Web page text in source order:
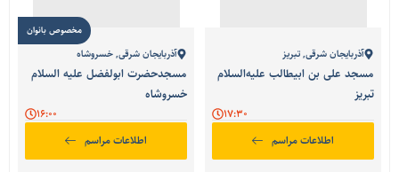
آذربایجان شرقی,تبریز
مسجد علی بن ابیطالب علیه‌السلام
17:30
اطلاعات مراسم
آذربایجان شرقی,خسروشاه
مسجدحضرت ابولفضل علیه السلام
خسروشاه
اطلاعات مراسم
مخصوص بانوان